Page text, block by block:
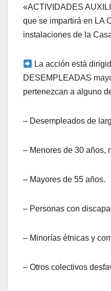
«ACTIVIDADES
que se impartirá en LA
instalaciones de la
La acción está
DESEMPLEADAS
pertenezcan a alguno
– Desempleados de
– Menores de 30 años,
– Mayores de 55 años.
– Personas con
– Minorías étnicas y
– Otros colectivos